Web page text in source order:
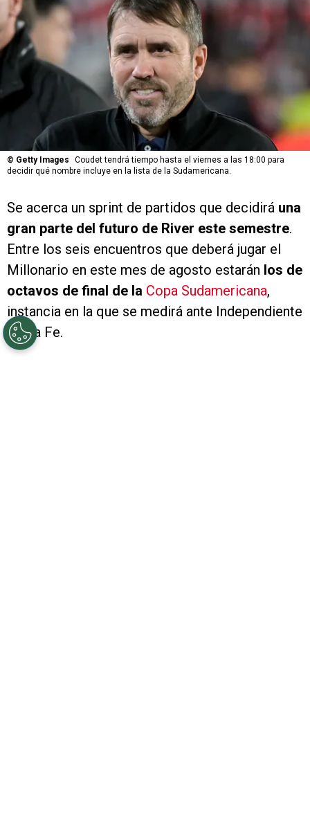
© Getty Images
Coudet tendrá tiempo hasta el viernes a las 18:00 para
decidir qué nombre incluye en la lista de la Sudamericana.
Se acerca un sprint de partidos que decidirá una
gran parte del futuro de River este semestre.
Entre los seis encuentros que deberá jugar el
Millonario en este mes de agosto estarán los de
octavos de final de la Copa Sudamericana,
instancia en la que se medirá ante Independiente
Santa Fe.